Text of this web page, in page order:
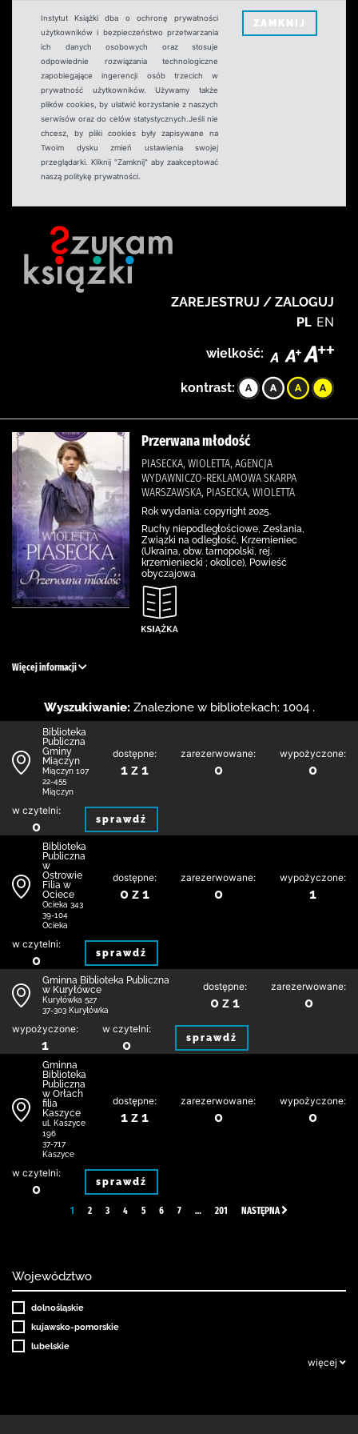
Instytut Książki dba o ochronę prywatności
użytkowników i bezpieczeństwo przetwarzania
ich danych osobowych oraz stosuje
odpowiednie rozwiązania technologiczne
zapobiegające ingerencji osób trzecich w
prywatność użytkowników. Używamy także
plików cookies, by ułatwić korzystanie z naszych
serwisów oraz do celów statystycznych.Jeśli nie
chcesz, by pliki cookies były zapisywane na
Twoim dysku zmień ustawienia swojej
przeglądarki. Kliknij "Zamknij" aby zaakceptować
naszą politykę prywatności.
ZAMKNIJ
ZAREJESTRUJ / ZALOGUJ
PL EN
wielkość:
kontrast:
Przerwana młodość
PIASECKA, WIOLETTA, AGENCJA
WYDAWNICZO-REKLAMOWA SKARPA
WARSZAWSKA, PIASECKA, WIOLETTA
Rok wydania: copyright 2025.
Ruchy niepodległościowe, Zesłania,
Związki na odległość, Krzemieniec
(Ukraina, obw. tarnopolski, rej.
krzemieniecki ; okolice), Powieść
obyczajowa
Więcej informacji
Wyszukiwanie: Znalezione w bibliotekach: 1004 .
Biblioteka
Publiczna
Gminy
Miączyn
Miączyn 107
22-455
Miączyn
dostępne:
1 z 1
zarezerwowane:
0
wypożyczone:
0
w czytelni:
0 sprawdź
Biblioteka
Publiczna
w
Ostrowie
Filia w
Ociece
Ocieka 343
39-104
Ocieka
dostępne:
0 z 1
zarezerwowane:
0
wypożyczone:
1
w czytelni:
0 sprawdź
Gminna Biblioteka Publiczna
w Kuryłówce
Kuryłówka 527
37-303 Kuryłówka
dostępne:
0 z 1
zarezerwowane:
0
wypożyczone:
1
w czytelni:
0 sprawdź
Gminna
Biblioteka
Publiczna
w Orłach
filia
Kaszyce
ul. Kaszyce
196
37-717
Kaszyce
dostępne:
1 z 1
zarezerwowane:
0
wypożyczone:
0
w czytelni:
0 sprawdź
1 2 3 4 5 6 7 … 201 NASTĘPNA
Województwo
dolnośląskie
kujawsko-pomorskie
lubelskie
więcej